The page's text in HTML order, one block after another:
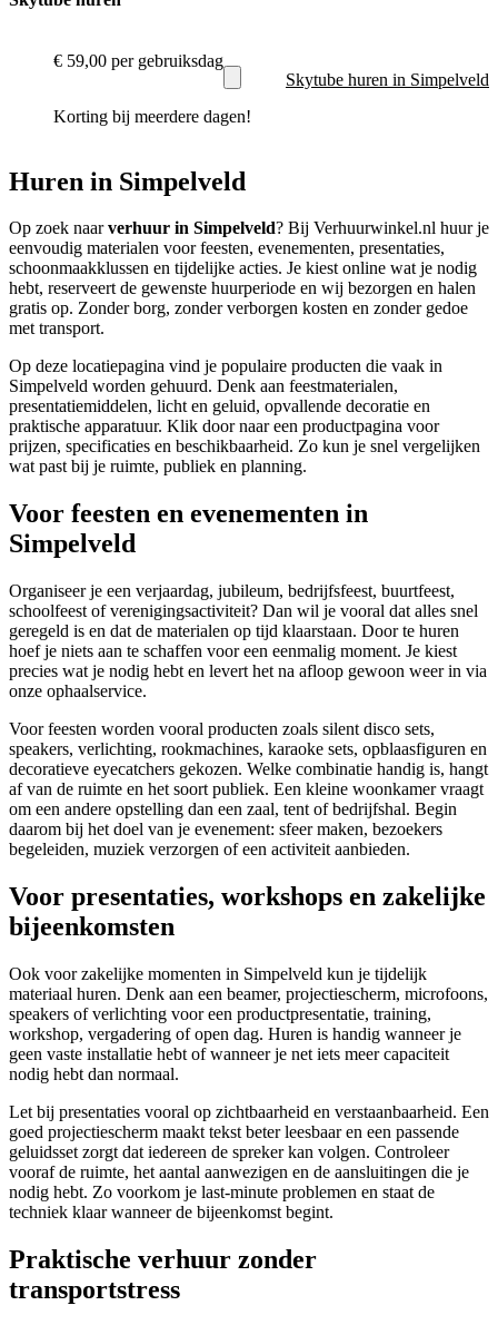
€ 59,00 per gebruiksdag
Korting bij meerdere dagen!
Skytube huren in Simpelveld
Huren in Simpelveld
Op zoek naarverhuur in Simpelveld? Bij Verhuurwinkel.nl huur je
eenvoudig materialen voor feesten, evenementen, presentaties,
schoonmaakklussen en tijdelijke acties. Je kiest online wat je nodig
hebt, reserveert de gewenste huurperiode en wij bezorgen en halen
gratis op. Zonder borg, zonder verborgen kosten en zonder gedoe
met transport.
Op deze locatiepagina vind je populaire producten die vaak in
Simpelveld worden gehuurd. Denk aan feestmaterialen,
presentatiemiddelen, licht en geluid, opvallende decoratie en
praktische apparatuur. Klik door naar een productpagina voor
prijzen, specificaties en beschikbaarheid. Zo kun je snel vergelijken
wat past bij je ruimte, publiek en planning.
Voor feesten en evenementen in
Simpelveld
Organiseer je een verjaardag, jubileum, bedrijfsfeest, buurtfeest,
schoolfeest of verenigingsactiviteit? Dan wil je vooral dat alles snel
geregeld is en dat de materialen op tijd klaarstaan. Door te huren
hoef je niets aan te schaffen voor een eenmalig moment. Je kiest
precies wat je nodig hebt en levert het na afloop gewoon weer in via
onze ophaalservice.
Voor feesten worden vooral producten zoals silent disco sets,
speakers, verlichting, rookmachines, karaoke sets, opblaasfiguren en
decoratieve eyecatchers gekozen. Welke combinatie handig is, hangt
af van de ruimte en het soort publiek. Een kleine woonkamer vraagt
om een andere opstelling dan een zaal, tent of bedrijfshal. Begin
daarom bij het doel van je evenement: sfeer maken, bezoekers
begeleiden, muziek verzorgen of een activiteit aanbieden.
Voor presentaties, workshops en zakelijke
bijeenkomsten
Ook voor zakelijke momenten in Simpelveld kun je tijdelijk
materiaal huren. Denk aan een beamer, projectiescherm, microfoons,
speakers of verlichting voor een productpresentatie, training,
workshop, vergadering of open dag. Huren is handig wanneer je
geen vaste installatie hebt of wanneer je net iets meer capaciteit
nodig hebt dan normaal.
Let bij presentaties vooral op zichtbaarheid en verstaanbaarheid. Een
goed projectiescherm maakt tekst beter leesbaar en een passende
geluidsset zorgt dat iedereen de spreker kan volgen. Controleer
vooraf de ruimte, het aantal aanwezigen en de aansluitingen die je
nodig hebt. Zo voorkom je last-minute problemen en staat de
techniek klaar wanneer de bijeenkomst begint.
Praktische verhuur zonder
transportstress